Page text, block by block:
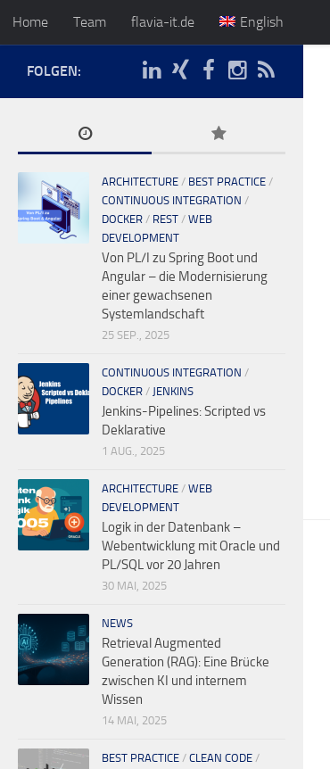
Home Team flavia-it.de English
FOLGEN:
ARCHITECTURE / BEST PRACTICE /
CONTINUOUS INTEGRATION /
DOCKER / REST / WEB
DEVELOPMENT
Von PL/I zu Spring Boot und
Angular – die Modernisierung
einer gewachsenen
Systemlandschaft
25 SEP., 2025
CONTINUOUS INTEGRATION /
DOCKER / JENKINS
Jenkins-Pipelines: Scripted vs
Deklarative
1 AUG., 2025
ARCHITECTURE / WEB
DEVELOPMENT
Logik in der Datenbank –
Webentwicklung mit Oracle und
PL/SQL vor 20 Jahren
30 MAI, 2025
NEWS
Retrieval Augmented
Generation (RAG): Eine Brücke
zwischen KI und internem
Wissen
14 MAI, 2025
BEST PRACTICE / CLEAN CODE /